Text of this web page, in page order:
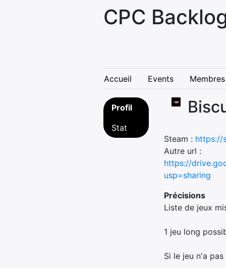
CPC
Accueil Events Membres
Profil
Stat
Steam : https://
Autre url :
https://
usp=sharing
Précisions
Liste de jeux
1 jeu long
Si le jeu n'a